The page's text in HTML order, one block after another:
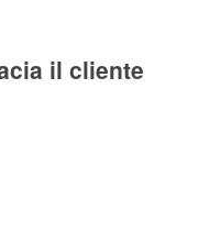
il cliente